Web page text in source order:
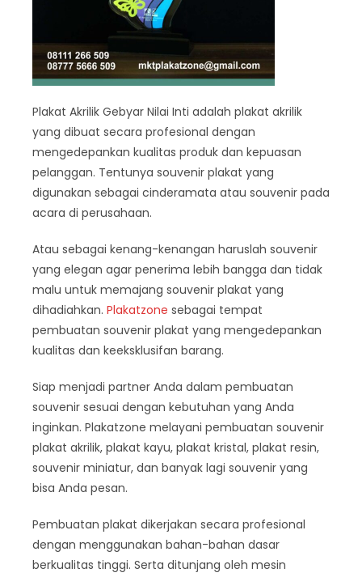
Plakat Akrilik Gebyar Nilai Inti adalah plakat akrilik
yang dibuat secara profesional dengan
mengedepankan kualitas produk dan kepuasan
pelanggan. Tentunya souvenir plakat yang
digunakan sebagai cinderamata atau souvenir pada
acara di perusahaan.
Atau sebagai kenang-kenangan haruslah souvenir
yang elegan agar penerima lebih bangga dan tidak
malu untuk memajang souvenir plakat yang
dihadiahkan. Plakatzone sebagai tempat
pembuatan souvenir plakat yang mengedepankan
kualitas dan keeksklusifan barang.
Siap menjadi partner Anda dalam pembuatan
souvenir sesuai dengan kebutuhan yang Anda
inginkan. Plakatzone melayani pembuatan souvenir
plakat akrilik, plakat kayu, plakat kristal, plakat resin,
souvenir miniatur, dan banyak lagi souvenir yang
bisa Anda pesan.
Pembuatan plakat dikerjakan secara profesional
dengan menggunakan bahan-bahan dasar
berkualitas tinggi. Serta ditunjang oleh mesin